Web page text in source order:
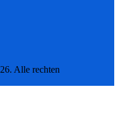
Alle rechten